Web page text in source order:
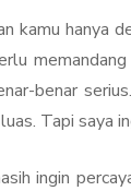
kamu hanya
benar
Tapi saya
ingin